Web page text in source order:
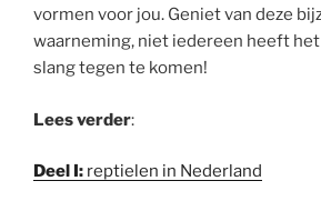
vormen voor jou. Geniet van deze
waarneming, niet iedereen heeft
slang tegen te komen!
Lees verder:
Deel I: reptielen in Nederland